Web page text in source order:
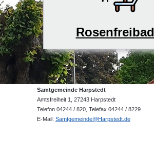
Rosenfreibad
Samtgemeinde Harpstedt
Amtsfreiheit 1, 27243 Harpstedt
Telefon 04244 / 820, Telefax 04244 / 8229
E-Mail: Samtgemeinde@Harpstedt.de